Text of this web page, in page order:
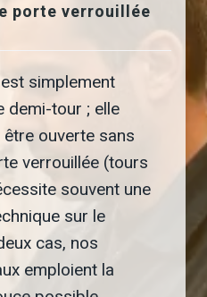
porte verrouillée
simplement
demi-tour ; elle
ouverte sans
verrouillée (tours
souvent une
sur le
cas, nos
emploient la